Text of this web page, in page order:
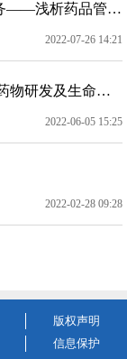
第三方平台在网售处方药中承担的责任义务——浅析药品管理法实施条例修订草案征求意见稿药品网售监管条款
2022-07-26 14:21
聚焦监管科学工具 借鉴国际前沿经验 为药物研发及生命周期管理提供决策助力
2022-06-05 15:25
2022-02-28 09:28
版权声明
信息保护